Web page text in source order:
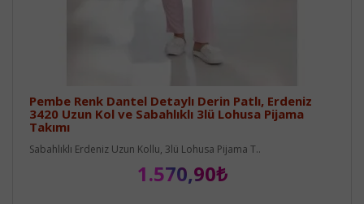
Pembe Renk Dantel Detaylı Derin Patlı, Erdeniz
3420 Uzun Kol ve Sabahlıklı 3lü Lohusa Pijama
Takımı
Sabahlıklı Erdeniz Uzun Kollu, 3lü Lohusa Pijama T..
1.570,90₺